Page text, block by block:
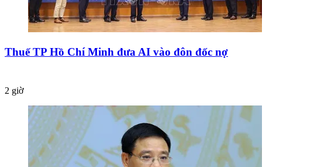
Thuế TP Hồ Chí Minh đưa AI vào đôn đốc nợ
2 giờ